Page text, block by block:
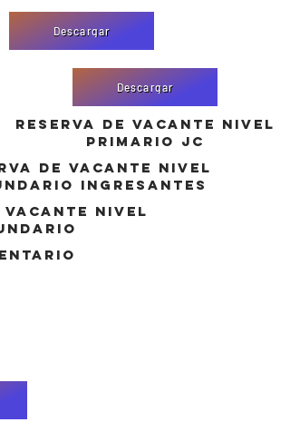
Descargar
Descargar
reserva de vacante nivel
primario jc
de vacante nivel
Ingresantes
vacante nivel